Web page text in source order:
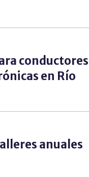
conductores
en Río
anuales